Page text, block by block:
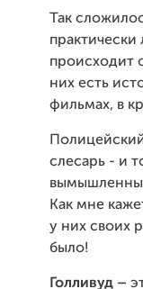
Так
происходит
них есть
фильмах, в
слесарь - и
Как мне
у них своих
было!
Голливуд –